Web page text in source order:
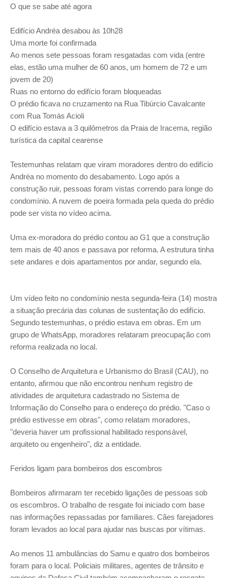
O que se sabe até agora
Edifício Andréa desabou às 10h28
Uma morte foi confirmada
Ao menos sete pessoas foram resgatadas com vida (entre
elas, estão uma mulher de 60 anos, um homem de 72 e um
jovem de 20)
Ruas no entorno do edifício foram bloqueadas
O prédio ficava no cruzamento na Rua Tibúrcio Cavalcante
com Rua Tomás Acioli
O edifício estava a 3 quilômetros da Praia de Iracema, região
turística da capital cearense
Testemunhas relatam que viram moradores dentro do edifício
Andréa no momento do desabamento. Logo após a
construção ruir, pessoas foram vistas correndo para longe do
condomínio. A nuvem de poeira formada pela queda do prédio
pode ser vista no vídeo acima.
Uma ex-moradora do prédio contou ao G1 que a construção
tem mais de 40 anos e passava por reforma. A estrutura tinha
sete andares e dois apartamentos por andar, segundo ela.
Um vídeo feito no condomínio nesta segunda-feira (14) mostra
a situação precária das colunas de sustentação do edifício.
Segundo testemunhas, o prédio estava em obras. Em um
grupo de WhatsApp, moradores relataram preocupação com
reforma realizada no local.
O Conselho de Arquitetura e Urbanismo do Brasil (CAU), no
entanto, afirmou que não encontrou nenhum registro de
atividades de arquitetura cadastrado no Sistema de
Informação do Conselho para o endereço do prédio. "Caso o
prédio estivesse em obras", como relatam moradores,
"deveria haver um profissional habilitado responsável,
arquiteto ou engenheiro", diz a entidade.
Feridos ligam para bombeiros dos escombros
Bombeiros afirmaram ter recebido ligações de pessoas sob
os escombros. O trabalho de resgate foi iniciado com base
nas informações repassadas por familiares. Cães farejadores
foram levados ao local para ajudar nas buscas por vítimas.
Ao menos 11 ambulâncias do Samu e quatro dos bombeiros
foram para o local. Policiais militares, agentes de trânsito e